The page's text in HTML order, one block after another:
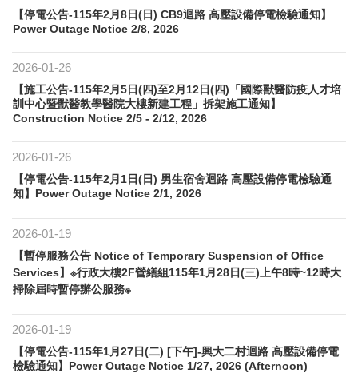
【停電公告-115年2月8日(日) CB9迴路 高壓設備停電檢驗通知】
Power Outage Notice 2/8, 2026
2026-01-26
【施工公告-115年2月5日(四)至2月12日(四)「國際獸醫防疫人才培
訓中心暨獸醫教學醫院大樓新建工程」拆架施工通知】
Construction Notice 2/5 - 2/12, 2026
2026-01-26
【停電公告-115年2月1日(日) 男生宿舍迴路 高壓設備停電檢驗通
知】Power Outage Notice 2/1, 2026
2026-01-19
【暫停服務公告 Notice of Temporary Suspension of Office
Services】※行政大樓2F營繕組115年1月28日(三)上午8時~12時大
掃除屆時暫停辦公服務※
2026-01-19
【停電公告-115年1月27日(二) [下午]-興大二村迴路 高壓設備停電
檢驗通知】Power Outage Notice 1/27, 2026 (Afternoon)